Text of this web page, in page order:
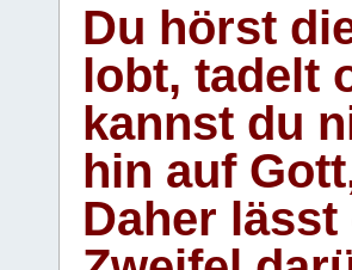
Du hörst
lobt, tadelt
kannst du
hin auf
Daher